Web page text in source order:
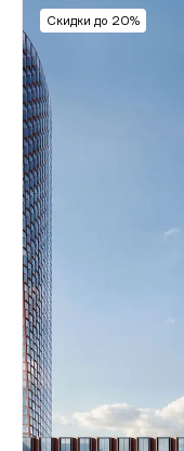
Скидки до 20%